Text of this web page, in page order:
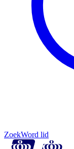
ZoekWord lid